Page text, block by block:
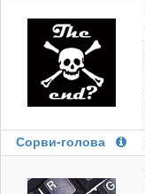
Сорви-голова